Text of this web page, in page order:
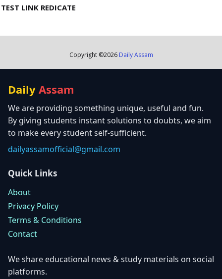
TEST LINK REDICATE
Copyright ©2026 Daily Assam
Daily Assam
We are providing something unique, useful and fun.
By giving students instant solutions to doubts, we aim
to make every student self-sufficient.
dailyassamofficial@gmail.com
Quick Links
About
Privacy Policy
Terms & Conditions
Contact
We share educational news & study materials on social
platforms.